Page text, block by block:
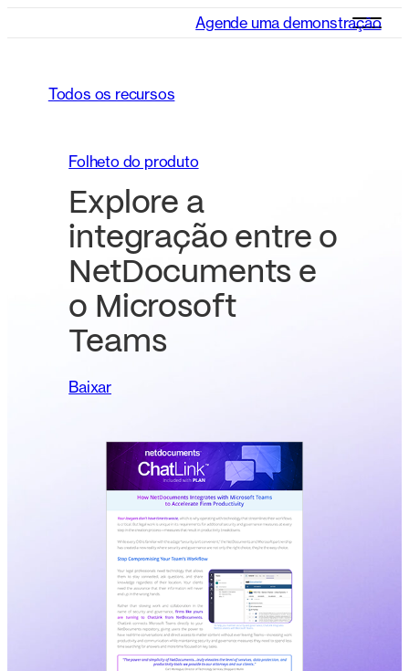
Agende uma demonstração
Todos os recursos
Folheto do produto
Explore a
integração entre o
NetDocuments e
o Microsoft
Teams
Baixar